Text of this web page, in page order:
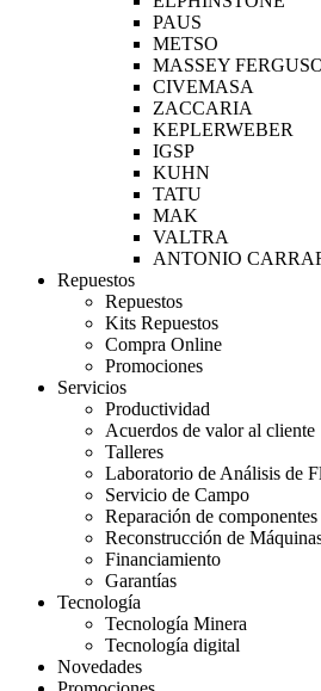
PAUS
METSO
MASSEY
CIVEMASA
ZACCARIA
KEPLERWEBER
IGSP
KUHN
TATU
MAK
VALTRA
ANTONIO
Repuestos
Repuestos
Kits Repuestos
Compra Online
Promociones
Servicios
Productividad
Acuerdos de valor al cliente
Talleres
Laboratorio de Análisis de
Servicio de Campo
Reparación de componentes
Reconstrucción de
Financiamiento
Garantías
Tecnología
Tecnología Minera
Tecnología digital
Novedades